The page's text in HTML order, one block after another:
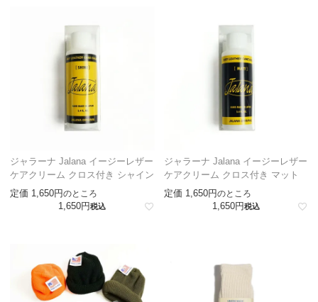
ジャラーナ Jalana イージーレザー
ケアクリーム クロス付き シャイン
定価 1,650 のところ
1,650 税込
ジャラーナ Jalana イージーレザー
ケアクリーム クロス付き マット
定価 1,650 のところ
1,650 税込